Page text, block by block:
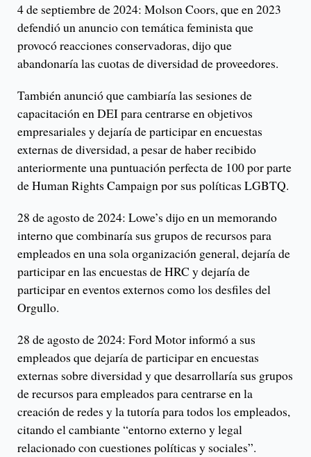
4 de septiembre de 2024: Molson Coors, que en 2023
defendió un anuncio con temática feminista que
provocó reacciones conservadoras, dijo que
abandonaría las cuotas de diversidad de proveedores.
También anunció que cambiaría las sesiones de
capacitación en DEI para centrarse en objetivos
empresariales y dejaría de participar en encuestas
externas de diversidad, a pesar de haber recibido
anteriormente una puntuación perfecta de 100 por parte
de Human Rights Campaign por sus políticas LGBTQ.
28 de agosto de 2024: Lowe’s dijo en un memorando
interno que combinaría sus grupos de recursos para
empleados en una sola organización general, dejaría de
participar en las encuestas de HRC y dejaría de
participar en eventos externos como los desfiles del
Orgullo.
28 de agosto de 2024: Ford Motor informó a sus
empleados que dejaría de participar en encuestas
externas sobre diversidad y que desarrollaría sus grupos
de recursos para empleados para centrarse en la
creación de redes y la tutoría para todos los empleados,
citando el cambiante “entorno externo y legal
relacionado con cuestiones políticas y sociales”.